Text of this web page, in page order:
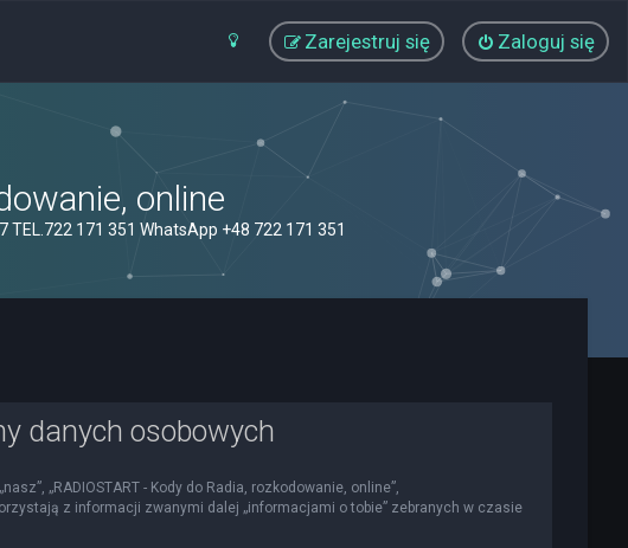
Zaloguj się
Zarejestruj się
online
171 351 WhatsApp +48 722 171 351
danych osobowych
„RADIOSTART - Kody do Radia, rozkodowanie, online”,
korzystają z informacji zwanymi dalej „informacjami o tobie” zebranych w czasie